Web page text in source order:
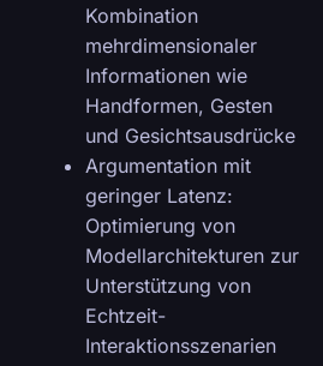
Kombination
mehrdimensionaler
Informationen wie
Handformen, Gesten
und Gesichtsausdrücke
Argumentation mit
geringer Latenz:
Optimierung von
Modellarchitekturen zur
Unterstützung von
Echtzeit-
Interaktionsszenarien